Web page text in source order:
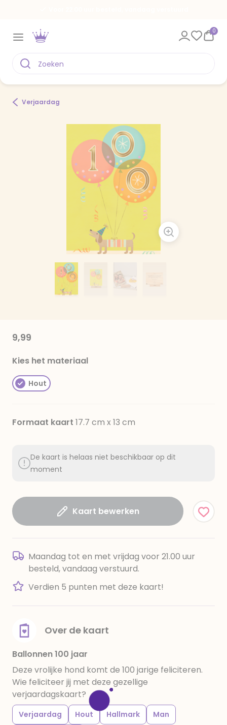
0
Verjaardag
9,99
Kies het materiaal
Hout
Formaat kaart 17.7 cm x 13 cm
De kaart is helaas niet beschikbaar op dit
moment
Kaart bewerken
Maandag tot en met vrijdag voor 21.00 uur
besteld, vandaag verstuurd.
Verdien 5 punten met deze kaart!
Over de kaart
Ballonnen 100 jaar
Deze vrolijke hond komt de 100 jarige feliciteren.
Wie feliciteer jij met deze gezellige
verjaardagskaart?
Verjaardag Hout Hallmark
Man